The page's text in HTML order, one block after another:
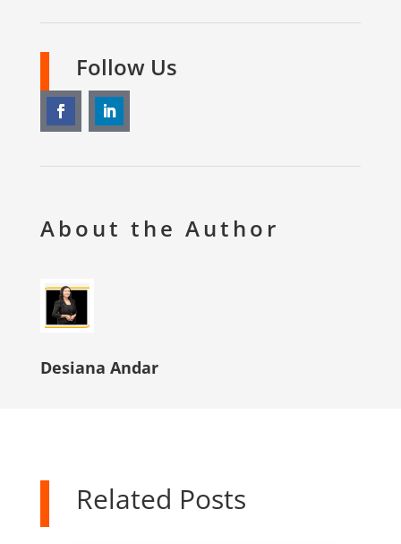
Follow Us
About the Author
Desiana Andar
Related Posts